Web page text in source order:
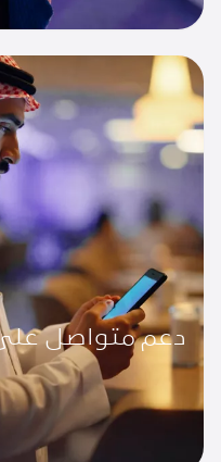
دعم متواصل